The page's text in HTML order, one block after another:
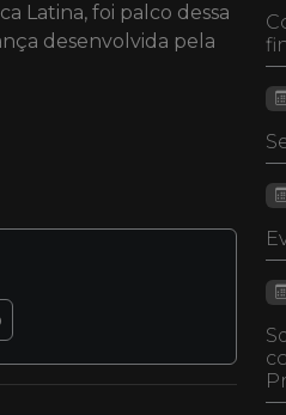
Latina, foi palco dessa
desenvolvida pela